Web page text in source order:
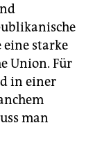
starke
Union. Für
in einer
man